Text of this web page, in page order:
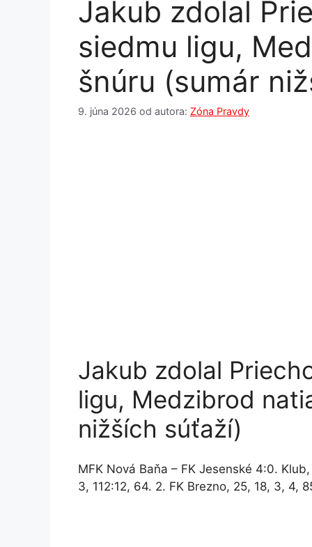
Jakub zdolal
siedmu ligu,
šnúru (sumár
9. júna 2026 od autora: Zóna Pravdy
Jakub zdolal
ligu, Medzibrod
nižších súťaží)
MFK Nová Baňa – FK Jesenské 4:0.
3, 112:12, 64. 2. FK Brezno, 25, 18, 3, 4,